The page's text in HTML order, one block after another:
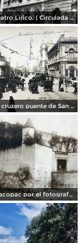
Teatro Lirico. ( Circulada el 1 de Agosto de 1926 ).
El cruzero puente de San Francisco y Guardiola por el fotografo Felix Miret.
Tlacopac por el fotografo Hugo Brehme.